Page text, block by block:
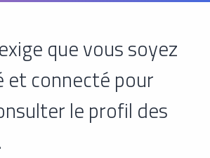
que vous soyez
et connecté pour
le profil des